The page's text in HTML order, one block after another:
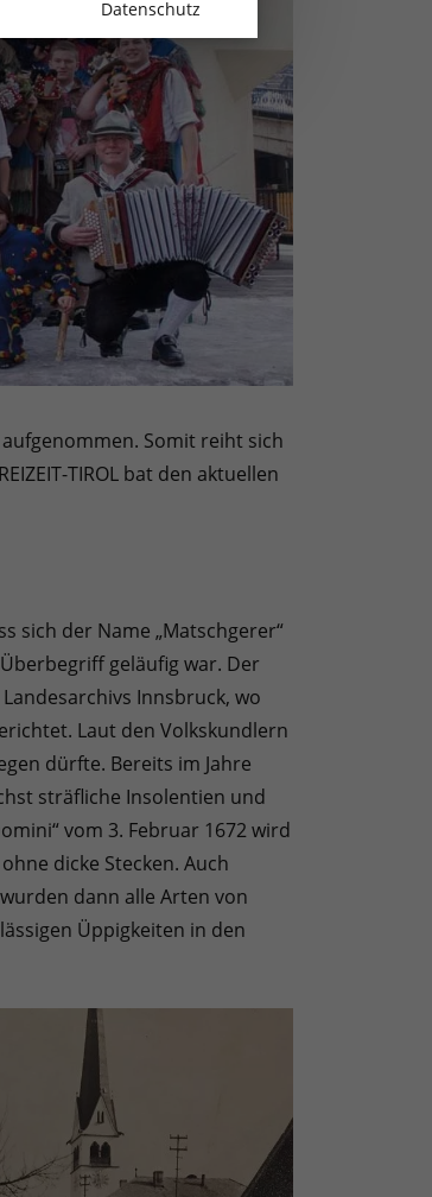
Somit reiht sich
TIROL bat den aktuellen
sich der Name „Matschgerer“
geläufig war. Der
Innsbruck, wo
Laut den Volkskundlern
dürfte. Bereits im Jahre
sträfliche Insolentien und
vom 3. Februar 1672 wird
dicke Stecken. Auch
dann alle Arten von
Üppigkeiten in den
Datenschutz